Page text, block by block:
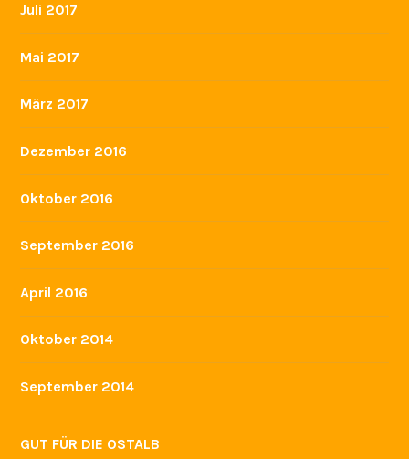
Juli 2017
Mai 2017
März 2017
Dezember 2016
Oktober 2016
September 2016
April 2016
Oktober 2014
September 2014
GUT FÜR DIE OSTALB